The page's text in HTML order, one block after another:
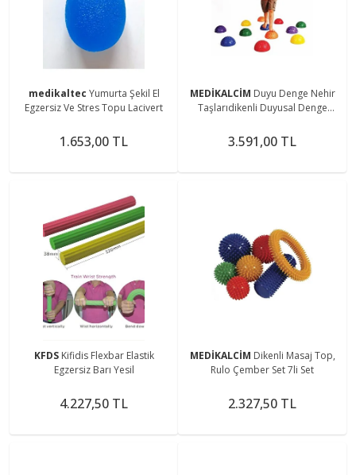
medikaltec Yumurta Şekil El
Egzersiz Ve Stres Topu Lacivert
1.653,00 TL
MEDİKALCİM Duyu Denge Nehir
Taşlarıdikenli Duyusal Denge
3.591,00 TL
KFDS Kifidis Flexbar Elastik
Egzersiz Barı Yesil
4.227,50 TL
MEDİKALCİM Dikenli Masaj Top,
Rulo Çember Set 7li Set
2.327,50 TL